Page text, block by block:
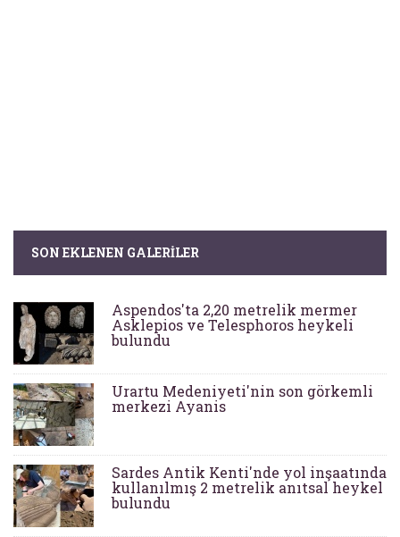
SON EKLENEN GALERILER
Aspendos'ta 2,20 metrelik mermer
Asklepios ve Telesphoros heykeli
bulundu
Urartu Medeniyeti'nin son görkemli
merkezi Ayanis
Sardes Antik Kenti'nde yol inşaatında
kullanılmış 2 metrelik anıtsal heykel
bulundu